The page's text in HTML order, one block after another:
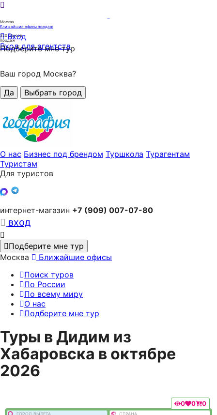
Москва
Ближайшие офисы продаж
320офисов
продаж
Вход
Вход для агентств
Подберите мне тур
Ваш город Москва?
Да
Выбрать город
О нас Бизнес под брендом Туршкола Турагентам
Туристам
Для туристов
интернет-магазин +7 (909) 007-07-80
вход
Подберите мне тур
Москва
Ближайшие офисы
Поиск туров
По России
По всему миру
О нас
Подберите мне тур
Туры в Дидим из
Хабаровска в октябре
2026
0 0 0
ГОРОД ВЫЛEТА СТРАНА